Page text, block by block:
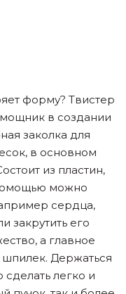
форму? Твистер
в создании
заколка для
в основном
из пластин,
можно
сердца,
закрутить его
а главное
Держаться
легко и